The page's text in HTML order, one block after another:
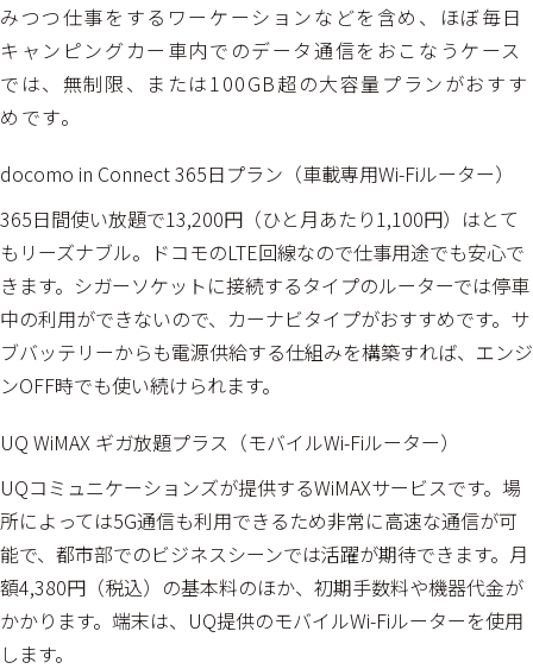
みつつ仕事をするワーケーションなどを含め、ほぼ毎日
キャンピングカー車内でのデータ通信をおこなうケース
では、無制限、または100GB超の大容量プランがおすす
めです。
docomo in Connect 365日プラン（車載専用Wi-Fiルーター）
365日間使い放題で13,200円（ひと月あたり1,100円）はとて
もリーズナブル。ドコモのLTE回線なので仕事用途でも安心で
きます。シガーソケットに接続するタイプのルーターでは停車
中の利用ができないので、カーナビタイプがおすすめです。サ
ブバッテリーからも電源供給する仕組みを構築すれば、エンジ
ンOFF時でも使い続けられます。
UQ WiMAX ギガ放題プラス（モバイルWi-Fiルーター）
UQコミュニケーションズが提供するWiMAXサービスです。場
所によっては5G通信も利用できるため非常に高速な通信が可
能で、都市部でのビジネスシーンでは活躍が期待できます。月
額4,380円（税込）の基本料のほか、初期手数料や機器代金が
かかります。端末は、UQ提供のモバイルWi-Fiルーターを使用
します。